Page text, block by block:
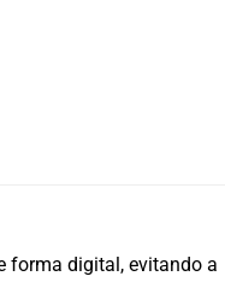
forma digital, evitando a